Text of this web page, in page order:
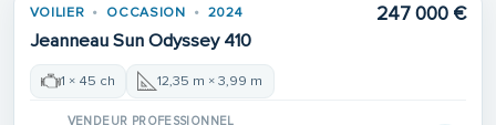
VOILIER OCCASION 2024
Jeanneau Sun Odyssey 410
247 000 €
1 × 45 ch 12,35 m × 3,99 m
VENDEUR PROFESSIONNEL